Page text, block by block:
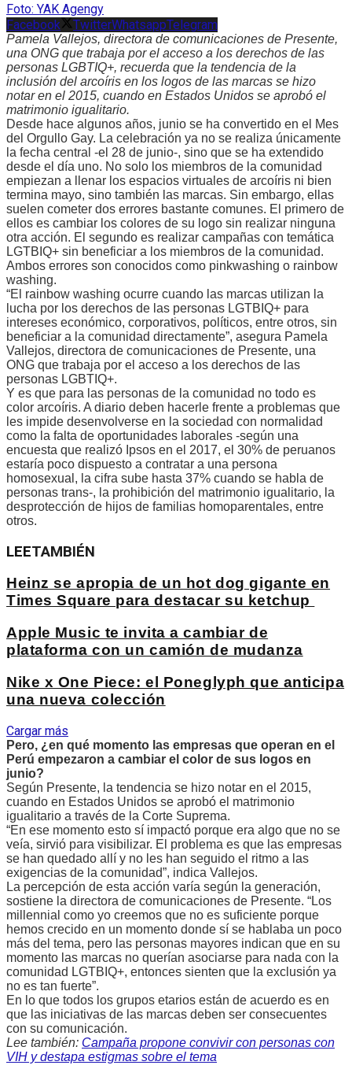
Foto: YAK Agengy
Facebook
TwitterWhatsappTelegram
Pamela Vallejos, directora de comunicaciones de Presente,
una ONG que trabaja por el acceso a los derechos de las
personas LGBTIQ+, recuerda que la tendencia de la
inclusión del arcoíris en los logos de las marcas se hizo
notar en el 2015, cuando en Estados Unidos se aprobó el
matrimonio igualitario.
Desde hace algunos años, junio se ha convertido en el Mes
del Orgullo Gay. La celebración ya no se realiza únicamente
la fecha central -el 28 de junio-, sino que se ha extendido
desde el día uno. No solo los miembros de la comunidad
empiezan a llenar los espacios virtuales de arcoíris ni bien
termina mayo, sino también las marcas. Sin embargo, ellas
suelen cometer dos errores bastante comunes. El primero de
ellos es cambiar los colores de su logo sin realizar ninguna
otra acción. El segundo es realizar campañas con temática
LGTBIQ+ sin beneficiar a los miembros de la comunidad.
Ambos errores son conocidos como pinkwashing o rainbow
washing.
“El rainbow washing ocurre cuando las marcas utilizan la
lucha por los derechos de las personas LGTBIQ+ para
intereses económico, corporativos, políticos, entre otros, sin
beneficiar a la comunidad directamente”, asegura Pamela
Vallejos, directora de comunicaciones de Presente, una
ONG que trabaja por el acceso a los derechos de las
personas LGBTIQ+.
Y es que para las personas de la comunidad no todo es
color arcoíris. A diario deben hacerle frente a problemas que
les impide desenvolverse en la sociedad con normalidad
como la falta de oportunidades laborales -según una
encuesta que realizó Ipsos en el 2017, el 30% de peruanos
estaría poco dispuesto a contratar a una persona
homosexual, la cifra sube hasta 37% cuando se habla de
personas trans-, la prohibición del matrimonio igualitario, la
desprotección de hijos de familias homoparentales, entre
otros.
LEETAMBIÉN
Heinz se apropia de un hot dog gigante en
Times Square para destacar su ketchup
Apple Music te invita a cambiar de
plataforma con un camión de mudanza
Nike x One Piece: el Poneglyph que anticipa
una nueva colección
Cargar más
Pero, ¿en qué momento las empresas que operan en el
Perú empezaron a cambiar el color de sus logos en
junio?
Según Presente, la tendencia se hizo notar en el 2015,
cuando en Estados Unidos se aprobó el matrimonio
igualitario a través de la Corte Suprema.
“En ese momento esto sí impactó porque era algo que no se
veía, sirvió para visibilizar. El problema es que las empresas
se han quedado allí y no les han seguido el ritmo a las
exigencias de la comunidad”, indica Vallejos.
La percepción de esta acción varía según la generación,
sostiene la directora de comunicaciones de Presente. “Los
millennial como yo creemos que no es suficiente porque
hemos crecido en un momento donde sí se hablaba un poco
más del tema, pero las personas mayores indican que en su
momento las marcas no querían asociarse para nada con la
comunidad LGTBIQ+, entonces sienten que la exclusión ya
no es tan fuerte”.
En lo que todos los grupos etarios están de acuerdo es en
que las iniciativas de las marcas deben ser consecuentes
con su comunicación.
Lee también: Campaña propone convivir con personas con
VIH y destapa estigmas sobre el tema